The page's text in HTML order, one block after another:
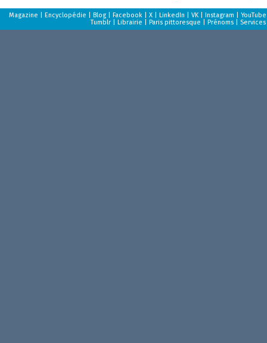
Magazine |Encyclopédie |Blog |Facebook |X |LinkedIn |VK |Instagram |YouTube
Tumblr |Librairie |Paris pittoresque |Prénoms Services